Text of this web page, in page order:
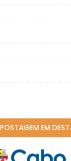
POSTAGEM EM